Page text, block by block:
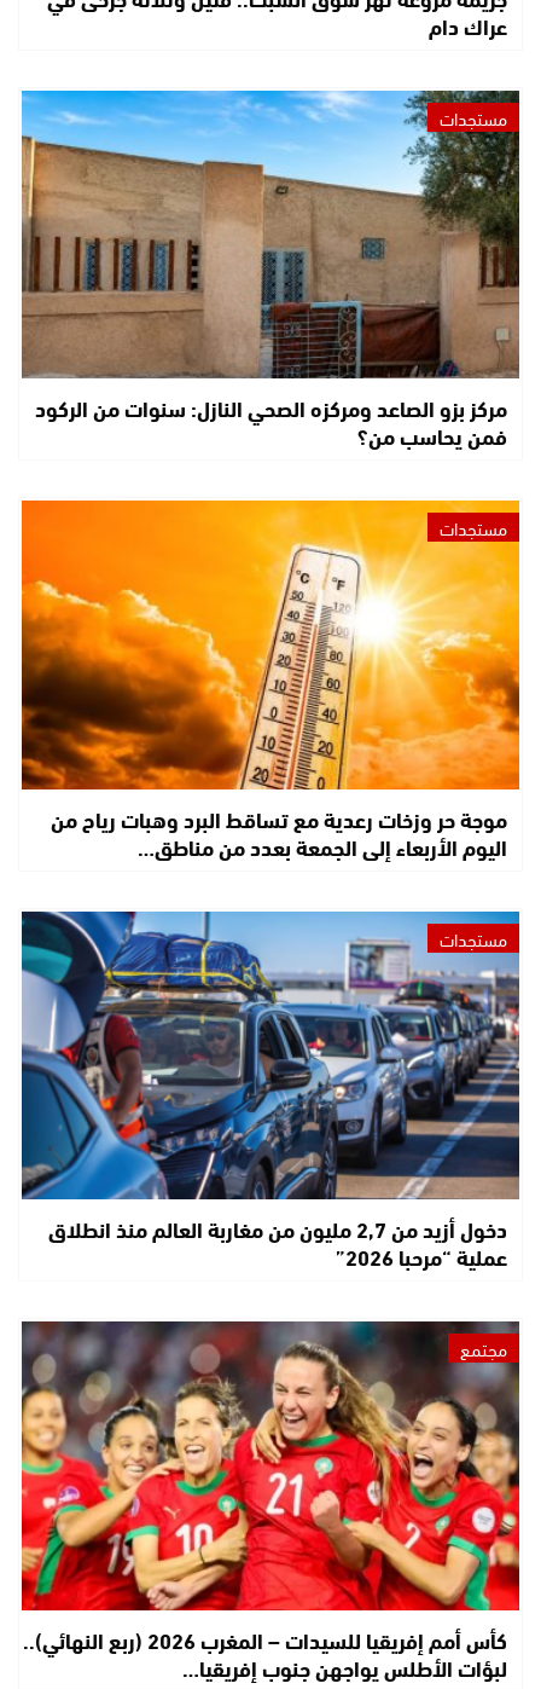
عراك دام
مستجدات
مركز بزو الصاعد ومركزه الصحي النازل: سنوات من الركود
فمن يحاسب من؟
مستجدات
موجة حر وزخات رعدية مع تساقط البرد وهبات رياح من
اليوم الأربعاء إلى الجمعة بعدد من مناطق…
مستجدات
دخول أزيد من 2,7 مليون من مغاربة العالم منذ انطلاق
عملية “مرحبا 2026”
مجتمع
كأس أمم إفريقيا للسيدات – المغرب 2026 (ربع النهائي)..
لبؤات الأطلس يواجهن جنوب إفريقيا…